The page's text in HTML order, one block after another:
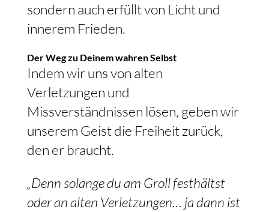
sondern auch erfüllt von Licht und
innerem Frieden.
Der Weg zu Deinem wahren Selbst
Indem wir uns von alten
Verletzungen und
Missverständnissen lösen, geben wir
unserem Geist die Freiheit zurück,
den er braucht.
„Denn solange du am Groll festhältst
oder an alten Verletzungen… ja dann ist